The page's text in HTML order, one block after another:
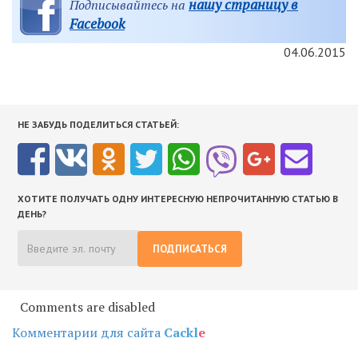
Подписывайтесь на нашу страницу в
Facebook
04.06.2015
НЕ ЗАБУДЬ ПОДЕЛИТЬСЯ СТАТЬЕЙ:
ХОТИТЕ ПОЛУЧАТЬ ОДНУ ИНТЕРЕСНУЮ НЕПРОЧИТАННУЮ СТАТЬЮ В
ДЕНЬ?
ПОДПИСАТЬСЯ
Comments are disabled
Комментарии для сайта Cackle